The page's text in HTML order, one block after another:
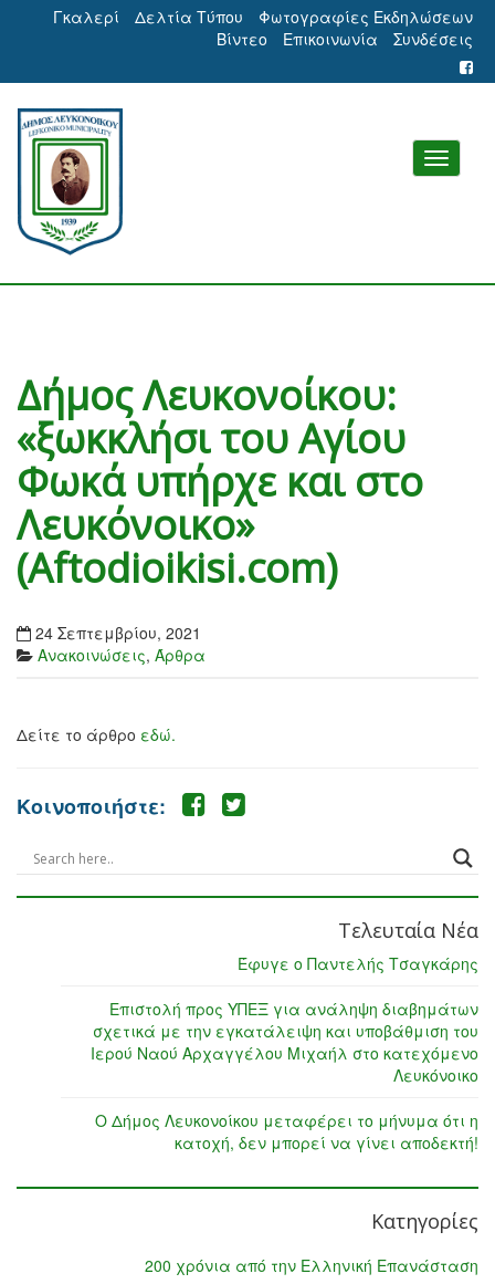
Γκαλερί Δελτία Τύπου
Φωτογραφίες Εκδηλώσεων
Βίντεο
Επικοινωνία Συνδέσεις
Δήμος Λευκονοίκου:
«ξωκκλήσι του Αγίου
Φωκά υπήρχε και στο
Λευκόνοικο»
(Aftodioikisi.com)
24 Σεπτεμβρίου, 2021
Ανακοινώσεις, Άρθρα
Δείτε το άρθρο εδώ.
Κοινοποιήστε:
Τελευταία Νέα
Έφυγε ο Παντελής Τσαγκάρης
Επιστολή προς ΥΠΕΞ για ανάληψη διαβημάτων
σχετικά με την εγκατάλειψη και υποβάθμιση του
Ιερού Ναού Αρχαγγέλου Μιχαήλ στο κατεχόμενο
Λευκόνοικο
Ο Δήμος Λευκονοίκου μεταφέρει το μήνυμα ότι η
κατοχή, δεν μπορεί να γίνει αποδεκτή!
Κατηγορίες
200 χρόνια από την Ελληνική Επανάσταση